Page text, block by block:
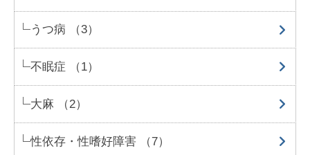
うつ病 （3）
不眠症 （1）
大麻 （2）
性依存・性嗜好障害 （7）